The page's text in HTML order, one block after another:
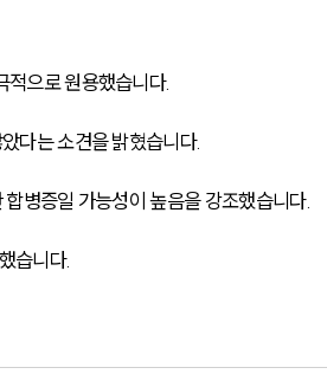
으로 원용했습니다.
다는 소견을 밝혔습니다.
병증일 가능성이 높음을 강조했습니다.
습니다.